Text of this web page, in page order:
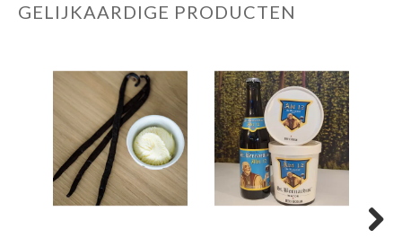
GELIJKAARDIGE PRODUCTEN